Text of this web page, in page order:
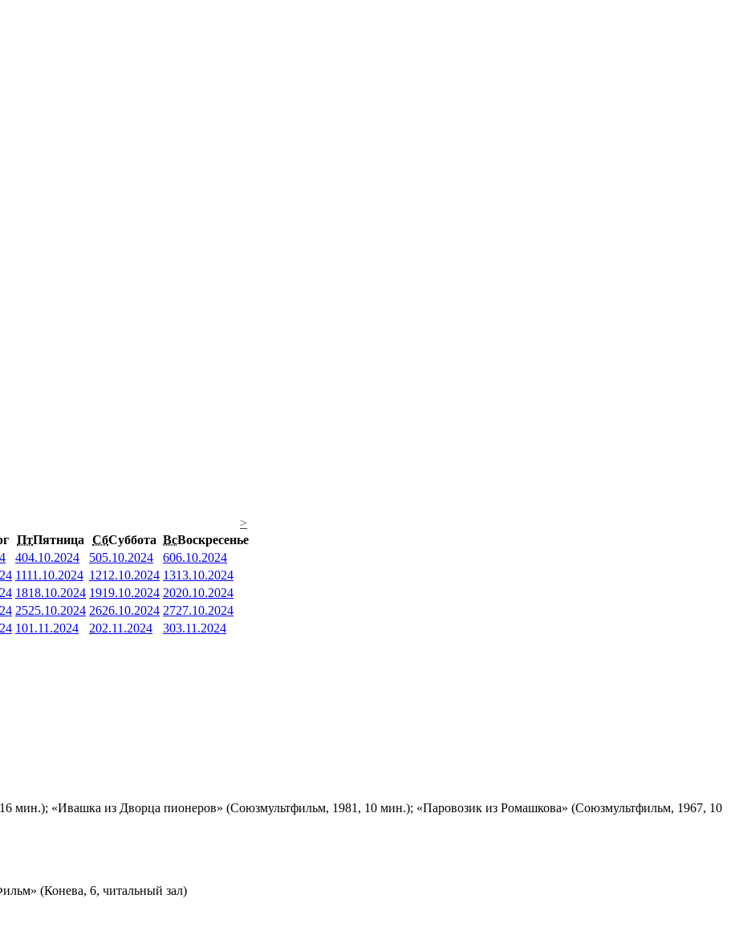
>
ПтПятница СбСуббота ВсВоскресенье
404.10.2024 505.10.2024 606.10.2024
1111.10.2024 1212.10.2024 1313.10.2024
1818.10.2024 1919.10.2024 2020.10.2024
2525.10.2024 2626.10.2024 2727.10.2024
101.11.2024 202.11.2024 303.11.2024
мин.); «Ивашка из Дворца пионеров» (Союзмультфильм, 1981, 10 мин.); «Паровозик из Ромашкова» (Союзмультфильм, 1967, 10
(Конева, 6, читальный зал)